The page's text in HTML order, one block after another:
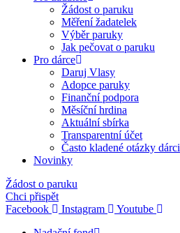
Žádost o paruku
Měření žadatelek
Výběr paruky
Jak pečovat o paruku
Pro dárce
Daruj Vlasy
Adopce paruky
Finanční podpora
Měsíční hrdina
Aktuální sbírka
Transparentní účet
Často kladené otázky dárci
Novinky
Žádost o paruku
Chci přispět
Facebook
Instagram
Youtube